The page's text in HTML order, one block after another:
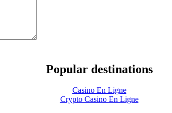
Popular destinations
Casino En Ligne
Crypto Casino En Ligne